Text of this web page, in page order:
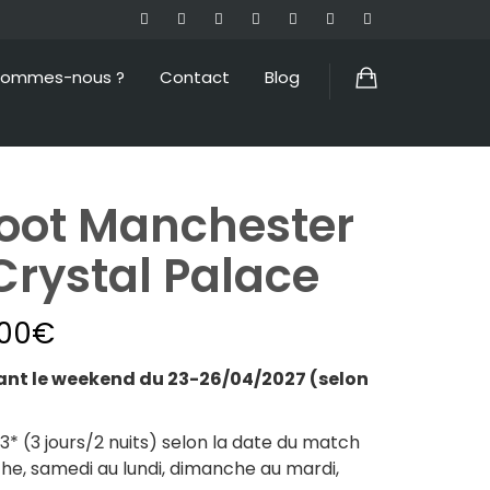
nous ? Contact Blog
Manchester
Palace
€
le weekend du 23-26/04/2027 (selon
(3 jours/2 nuits) selon la date du match
samedi au lundi, dimanche au mardi,